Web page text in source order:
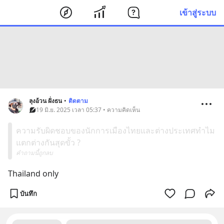
เข้าสู่ระบบ
ลุงอ้วน ฝั่งธน • ติดตาม
19 มิ.ย. 2025 เวลา 05:37 • ความคิดเห็น
ความรับผิดชอบของนักการเมืองไทยและต่างประเทศทำไม
แตกต่างกันสุดขั้ว ?
คำถามนี้ถูกลบ
Thailand only
บันทึก